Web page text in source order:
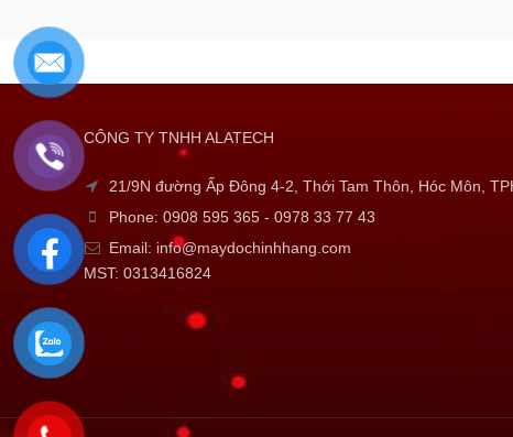
CÔNG TY TNHH ALATECH
21/9N đường Ấp Đông 4-2, Thới Tam Thôn, Hóc Môn,
Phone: 0908 595 365 - 0978 33 77 43
Email: info@maydochinhhang.com
MST: 0313416824